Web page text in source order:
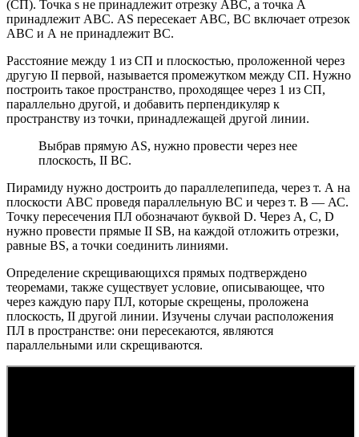
(СП). Точка s не принадлежит отрезку АВС, а точка А
принадлежит АВС. AS пересекает АВС, ВС включает отрезок
АВС и А не принадлежит ВС.
Расстояние между 1 из СП и плоскостью, проложенной через
другую II первой, называется промежутком между СП. Нужно
построить такое пространство, проходящее через 1 из СП,
параллельно другой, и добавить перпендикуляр к
пространству из точки, принадлежащей другой линии.
Выбрав прямую AS, нужно провести через нее
плоскость, II ВС.
Пирамиду нужно достроить до параллелепипеда, через т. А на
плоскости АВС проведя параллельную ВС и через т. В — АС.
Точку пересечения ПЛ обозначают буквой D. Через А, С, D
нужно провести прямые II SB, на каждой отложить отрезки,
равные BS, а точки соединить линиями.
Определение скрещивающихся прямых подтверждено
теоремами, также существует условие, описывающее, что
через каждую пару ПЛ, которые скрещены, проложена
плоскость, II другой линии. Изучены случаи расположения
ПЛ в пространстве: они пересекаются, являются
параллельными или скрещиваются.